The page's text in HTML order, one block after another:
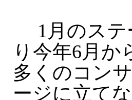
1月のステ
り今年6月
多くのコン
ージに立て